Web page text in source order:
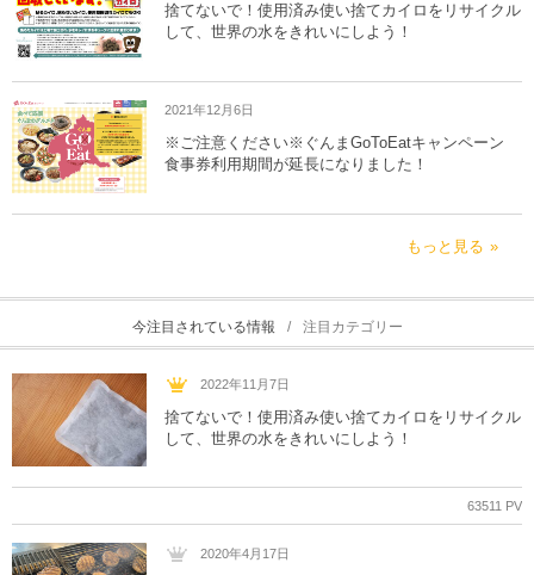
捨てないで！使用済み使い捨てカイロをリサイクル
して、世界の水をきれいにしよう！
2021年12月6日
※ご注意ください※ぐんまGoToEatキャンペーン
食事券利用期間が延長になりました！
もっと見る
今注目されている情報 注目カテゴリー
2022年11月7日
捨てないで！使用済み使い捨てカイロをリサイクル
して、世界の水をきれいにしよう！
63511 PV
2020年4月17日